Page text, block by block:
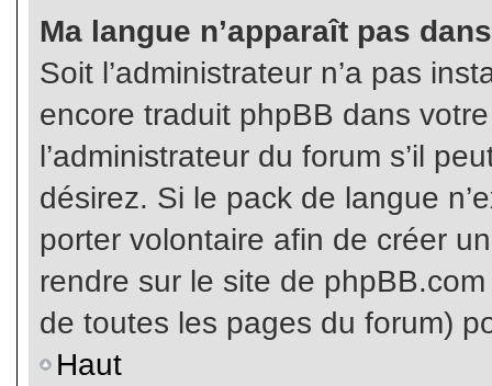
Ma langue n’apparaît pas
Soit l’administrateur n’a pas
encore traduit phpBB dans
l’administrateur du forum s’il
désirez. Si le pack de langue
porter volontaire afin de créer
rendre sur le site de
de toutes les pages du forum)
Haut